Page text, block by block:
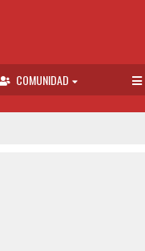
COMUNIDAD